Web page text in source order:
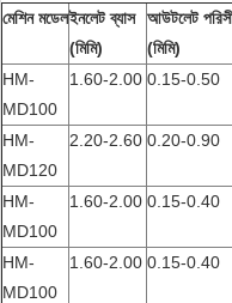
মেশিন মডেলইনলেট ব্যাস
(মিমি)
আউটলেট
(মিমি)
HM-
MD100
1.60-2.00 0.15-0.50
HM-
MD120
2.20-2.60 0.20-0.90
HM-
MD100
1.60-2.00 0.15-0.40
HM-
MD100
1.60-2.00 0.15-0.40